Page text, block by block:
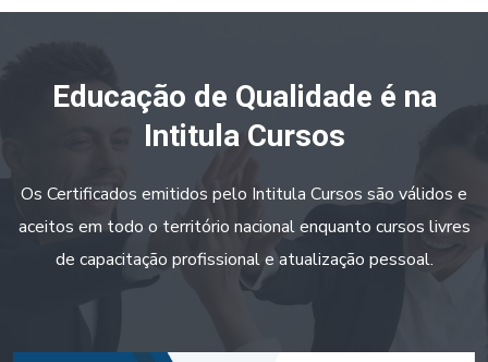
Educação de Qualidade é na
Intitula Cursos
Os Certificados emitidos pelo Intitula Cursos são válidos e
aceitos em todo o território nacional enquanto cursos livres
de capacitação profissional e atualização pessoal.